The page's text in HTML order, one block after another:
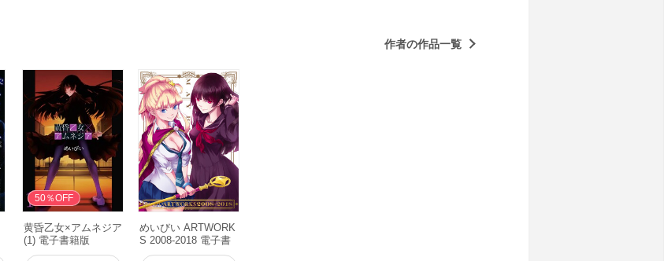
作者の作品一覧
無料
50％OFF
黄昏乙女×アムネジア
(1) 電子書籍版
めいびい ARTWORK
S 2008‐2018 電子書
籍版